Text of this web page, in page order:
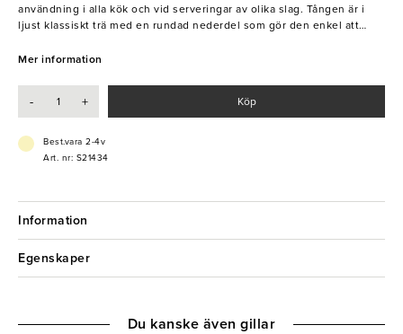
användning i alla kök och vid serveringar av olika slag. Tången är i
ljust klassiskt trä med en rundad nederdel som gör den enkel att
Mer information
- + Köp
Best.vara 2-4v
Art. nr: S21434
Information
Egenskaper
Du kanske även gillar